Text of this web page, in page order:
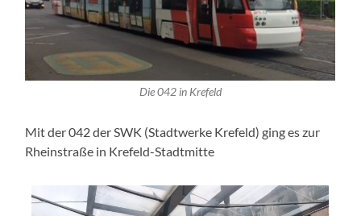
Die 042 in Krefeld
Mit der 042 der SWK (Stadtwerke Krefeld) ging es zur
Rheinstraße in Krefeld-Stadtmitte